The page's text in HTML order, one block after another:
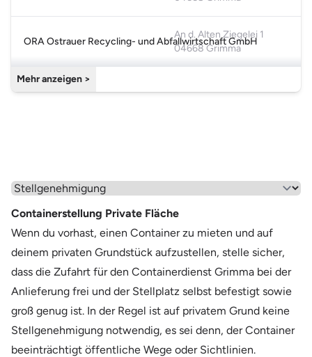
Cookie-Einstellungen öffnen
ORA Ostrauer Recycling- und Abfallwirtschaft GmbH
An d. Alten Ziegelei 1
04668 Grimma
Mehr anzeigen >
Wähle einen Menüpunkt aus
Containerstellung Private Fläche
Wenn du vorhast, einen Container zu mieten und auf
deinem privaten Grundstück aufzustellen, stelle sicher,
dass die Zufahrt für den Containerdienst Grimma bei der
Anlieferung frei und der Stellplatz selbst befestigt sowie
groß genug ist. In der Regel ist auf privatem Grund keine
Stellgenehmigung notwendig, es sei denn, der Container
beeinträchtigt öffentliche Wege oder Sichtlinien.